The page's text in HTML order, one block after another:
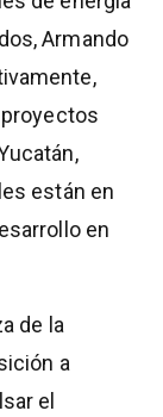
Armando
están en
en
de la
a
el